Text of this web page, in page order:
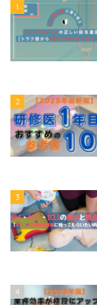
1
2
3
4